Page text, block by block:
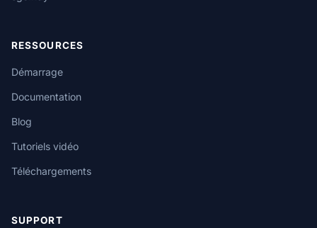
RESSOURCES
Démarrage
Documentation
Blog
Tutoriels vidéo
Téléchargements
SUPPORT